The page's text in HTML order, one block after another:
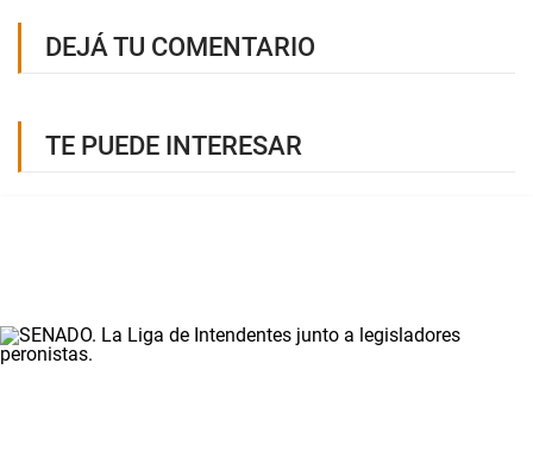
DEJÁ TU COMENTARIO
TE PUEDE INTERESAR